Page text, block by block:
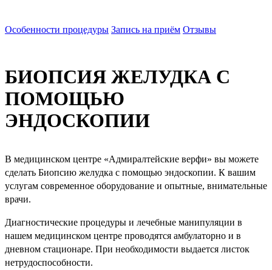
БИОПСИЯ ЖЕЛУДКА С
ПОМОЩЬЮ
ЭНДОСКОПИИ
Особенности процедуры Запись на приём Отзывы
В медицинском центре «Адмиралтейские верфи» вы можете
сделать Биопсию желудка с помощью эндоскопии. К вашим
услугам современное оборудование и опытные, внимательные
врачи.
Диагностические процедуры и лечебные манипуляции в
нашем медицинском центре проводятся амбулаторно и в
дневном стационаре. При необходимости выдается листок
нетрудоспособности.